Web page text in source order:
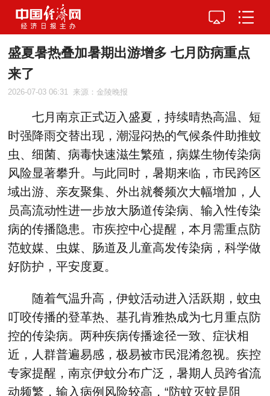
盛夏暑热叠加暑期出游增多 七月防病重点
来了
2026-07-03 06:31 来源：金陵晚报
七月南京正式迈入盛夏，持续晴热高温、短
时强降雨交替出现，潮湿闷热的气候条件助推蚊
虫、细菌、病毒快速滋生繁殖，病媒生物传染病
风险显著攀升。与此同时，暑期来临，市民跨区
域出游、亲友聚集、外出就餐频次大幅增加，人
员高流动性进一步放大肠道传染病、输入性传染
病的传播隐患。市疾控中心提醒，本月需重点防
范蚊媒、虫媒、肠道及儿童高发传染病，科学做
好防护，平安度夏。
随着气温升高，伊蚊活动进入活跃期，蚊虫
叮咬传播的登革热、基孔肯雅热成为七月重点防
控的传染病。两种疾病传播途径一致、症状相
近，人群普遍易感，极易被市民混淆忽视。疾控
专家提醒，南京伊蚊分布广泛，暑期人员跨省流
动频繁，输入病例风险较高，“防蚊灭蚊是阻